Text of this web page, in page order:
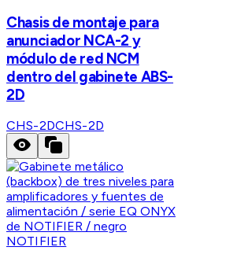
Chasis de montaje para
anunciador NCA-2 y
módulo de red NCM
dentro del gabinete ABS-
2D
CHS-2DCHS-2D
NOTIFIER